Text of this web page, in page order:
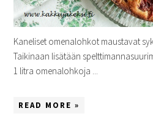
Kaneliset omenalohkot maustavat
Taikinaan lisätään
1 litra omenalohkoja ...
READ MORE »